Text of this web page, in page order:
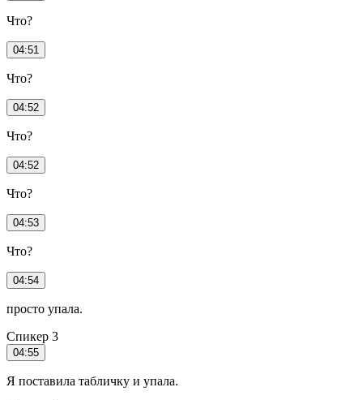
Что?
04:51
Что?
04:52
Что?
04:52
Что?
04:53
Что?
04:54
просто упала.
Спикер 3
04:55
Я поставила табличку и упала.